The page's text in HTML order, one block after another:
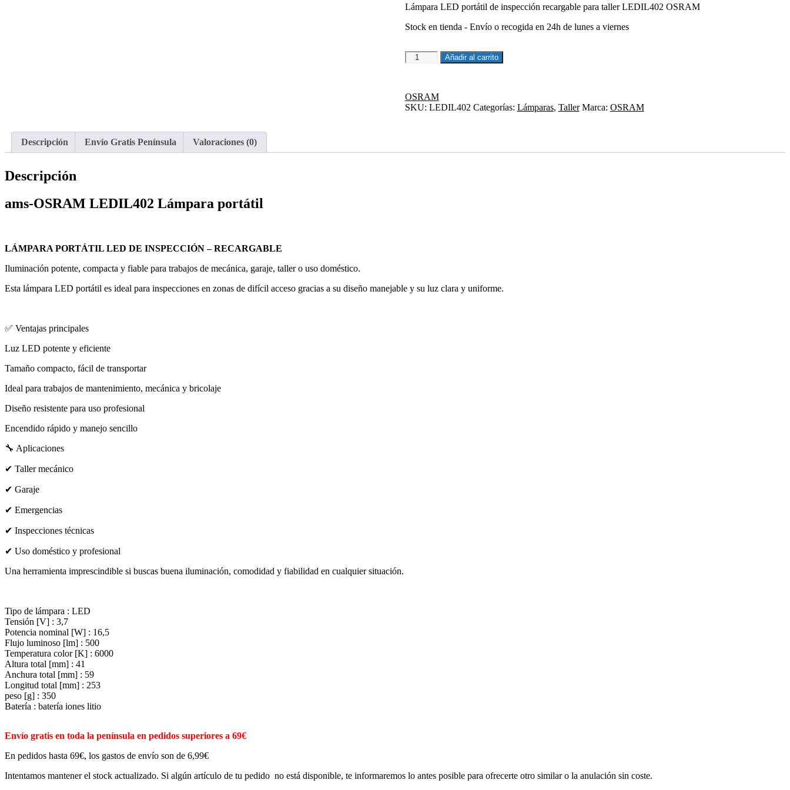
82,65€.78,50€.
Lámpara LED portátil de inspección recargable para taller LEDIL402 OSRAM
Stock en tienda - Envío o recogida en 24h de lunes a viernes
Lámpara
LED
inspección
recargable
Añadir al carrito
OSRAM
SKU: LEDIL402 Categorías: Lámparas, Taller Marca: OSRAM
Descripción Envío Gratis Península Valoraciones (0)
Descripción
ams-OSRAM LEDIL402 Lámpara portátil
LÁMPARA PORTÁTIL LED DE INSPECCIÓN – RECARGABLE
Iluminación potente, compacta y fiable para trabajos de mecánica, garaje, taller o uso doméstico.
Esta lámpara LED portátil es ideal para inspecciones en zonas de difícil acceso gracias a su diseño manejable y su luz clara y uniforme.
✅ Ventajas principales
Luz LED potente y eficiente
Tamaño compacto, fácil de transportar
Ideal para trabajos de mantenimiento, mecánica y bricolaje
Diseño resistente para uso profesional
Encendido rápido y manejo sencillo
🔧 Aplicaciones
✔ Taller mecánico
✔ Garaje
✔ Emergencias
✔ Inspecciones técnicas
✔ Uso doméstico y profesional
Una herramienta imprescindible si buscas buena iluminación, comodidad y fiabilidad en cualquier situación.
Tipo de lámpara : LED
Tensión [V] : 3,7
Potencia nominal [W] : 16,5
Flujo luminoso [lm] : 500
Temperatura color [K] : 6000
Altura total [mm] : 41
Anchura total [mm] : 59
Longitud total [mm] : 253
peso [g] : 350
Batería : batería iones litio
Envío gratis en toda la península en pedidos superiores a 69€
En pedidos hasta 69€, los gastos de envío son de 6,99€
Intentamos mantener el stock actualizado. Si algún artículo de tu pedido no está disponible, te informaremos lo antes posible para ofrecerte otro similar o la anulación sin coste.